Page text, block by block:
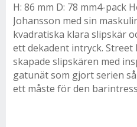
H: 86 mm D: 78 mm4-pack
Johansson med sin
kvadratiska klara slipskär
ett dekadent intryck.
skapade slipskären med
gatunät som gjort serien
ett måste för den